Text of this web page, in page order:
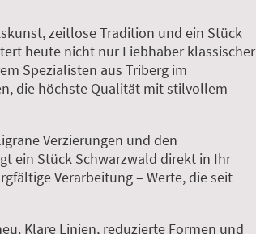
zeitlose Tradition und ein Stück
heute nicht nur Liebhaber klassischer
Spezialisten aus Triberg im
die höchste Qualität mit stilvollem
Verzierungen und den
ein Stück Schwarzwald direkt in Ihr
Verarbeitung – Werte, die seit
Klare Linien, reduzierte Formen und